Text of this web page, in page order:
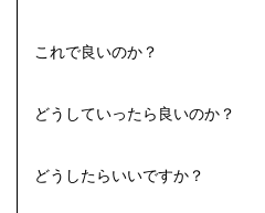
これで良いのか？
どうしていったら良いのか？
どうしたらいいですか？